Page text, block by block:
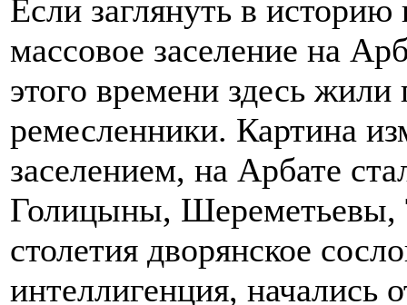
Если заглянуть в
массовое заселение на
этого времени здесь
ремесленники. Картина
заселением, на Арбате
Голицыны, Шереметьевы,
столетия дворянское
интеллигенция, начались